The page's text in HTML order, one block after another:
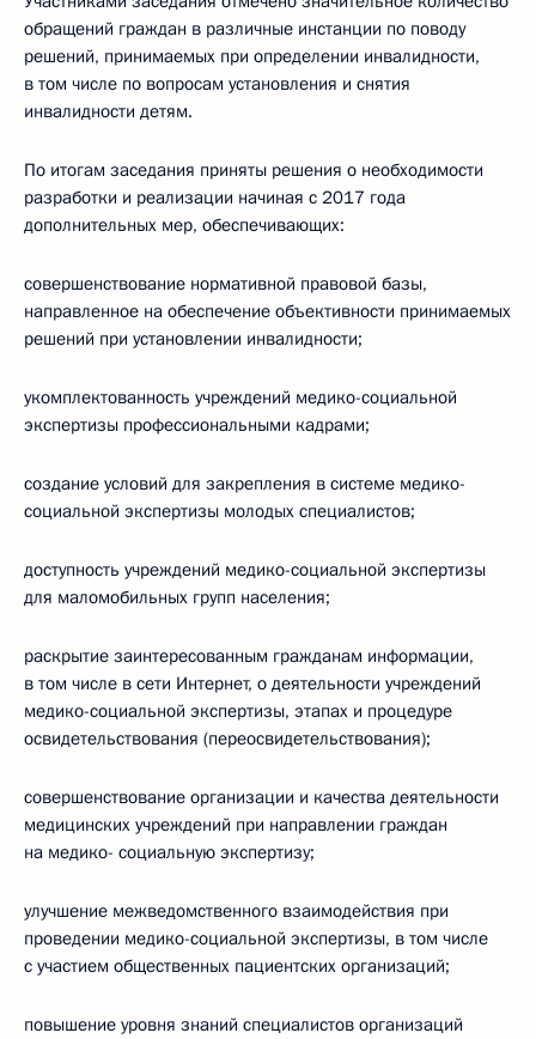
обращений граждан в различные инстанции по поводу
решений, принимаемых при определении инвалидности,
в том числе по вопросам установления и снятия
инвалидности детям.
По итогам заседания приняты решения о необходимости
разработки и реализации начиная с 2017 года
дополнительных мер, обеспечивающих:
совершенствование нормативной правовой базы,
направленное на обеспечение объективности принимаемых
решений при установлении инвалидности;
укомплектованность учреждений медико-социальной
экспертизы профессиональными кадрами;
создание условий для закрепления в системе медико-
социальной экспертизы молодых специалистов;
доступность учреждений медико-социальной экспертизы
для маломобильных групп населения;
раскрытие заинтересованным гражданам информации,
в том числе в сети Интернет, о деятельности учреждений
медико-социальной экспертизы, этапах и процедуре
освидетельствования (переосвидетельствования);
совершенствование организации и качества деятельности
медицинских учреждений при направлении граждан
на медико- социальную экспертизу;
улучшение межведомственного взаимодействия при
проведении медико-социальной экспертизы, в том числе
с участием общественных пациентских организаций;
повышение уровня знаний специалистов организаций